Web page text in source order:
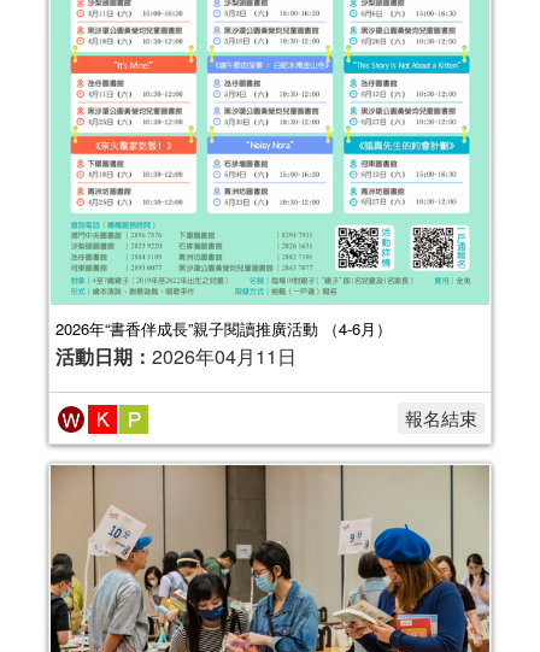
2026年“書香伴成長”親子閱讀推廣活動 （4-6月）
活動日期： 2026年04月11日
報名結束